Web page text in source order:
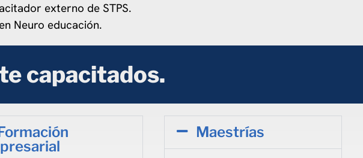
externo de STPS.
Neuro educación.
capacitados.
Maestrías